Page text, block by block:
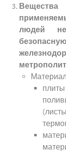
людей